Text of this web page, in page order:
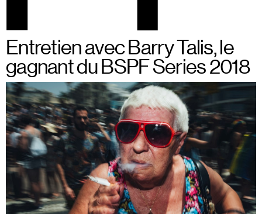
BSPF Menu Du 28 au 31 mai 2026 à
Bruxelles
Entretien avec Barry Talis, le
gagnant du BSPF Series 2018